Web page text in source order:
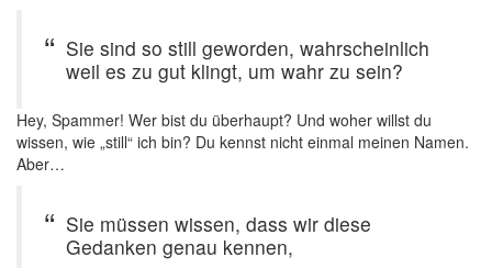
Sie sind so still geworden, wahrscheinlich
weil es zu gut klingt, um wahr zu sein?
Hey, Spammer! Wer bist du überhaupt? Und woher willst du
wissen, wie „still“ ich bin? Du kennst nicht einmal meinen Namen.
Aber…
Sie müssen wissen, dass wir diese
Gedanken genau kennen,